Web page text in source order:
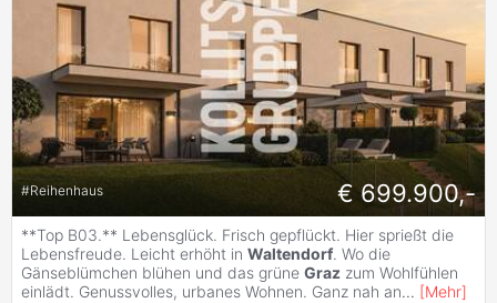
#Reihenhaus € 699.900,-
**Top B03.** Lebensglück. Frisch gepflückt. Hier sprießt die
Lebensfreude. Leicht erhöht in Waltendorf. Wo die
Gänseblümchen blühen und das grüne Graz zum Wohlfühlen
einlädt. Genussvolles, urbanes Wohnen. Ganz nah an... [Mehr]